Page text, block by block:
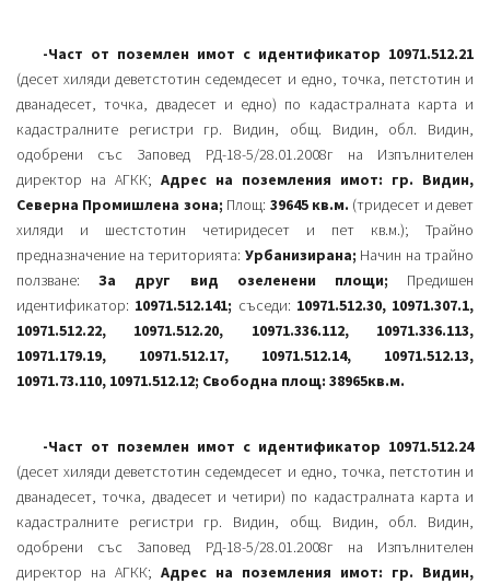
-Част от поземлен имот с идентификатор 10971.512.21
(десет хиляди деветстотин седемдесет и едно, точка, петстотин и
дванадесет, точка, двадесет и едно) по кадастралната карта и
кадастралните регистри гр. Видин, общ. Видин, обл. Видин,
одобрени със Заповед РД-18-5/28.01.2008г на Изпълнителен
директор на АГКК; Адрес на поземления имот: гр. Видин,
Северна Промишлена зона; Площ: 39645 кв.м. (тридесет и девет
хиляди и шестстотин четиридесет и пет кв.м.); Трайно
предназначение на територията: Урбанизирана; Начин на трайно
ползване: За друг вид озеленени площи; Предишен
идентификатор: 10971.512.141; съседи: 10971.512.30, 10971.307.1,
10971.512.22, 10971.512.20, 10971.336.112, 10971.336.113,
10971.179.19, 10971.512.17, 10971.512.14, 10971.512.13,
10971.73.110, 10971.512.12; Свободна площ: 38965кв.м.
-Част от поземлен имот с идентификатор 10971.512.24
(десет хиляди деветстотин седемдесет и едно, точка, петстотин и
дванадесет, точка, двадесет и четири) по кадастралната карта и
кадастралните регистри гр. Видин, общ. Видин, обл. Видин,
одобрени със Заповед РД-18-5/28.01.2008г на Изпълнителен
директор на АГКК; Адрес на поземления имот: гр. Видин,